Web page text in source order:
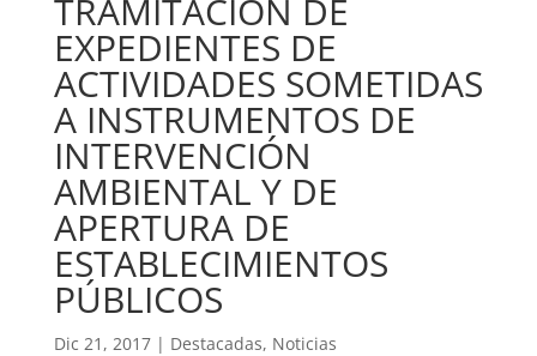
TRAMITACIÓN DE
EXPEDIENTES DE
ACTIVIDADES SOMETIDAS
A INSTRUMENTOS DE
INTERVENCIÓN
AMBIENTAL Y DE
APERTURA DE
ESTABLECIMIENTOS
PÚBLICOS
Dic 21, 2017| Destacadas, Noticias